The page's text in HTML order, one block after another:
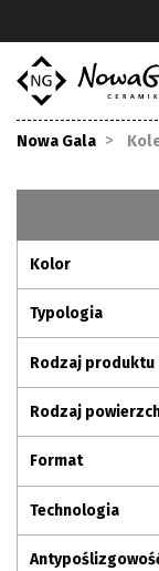
Nowa Gala
Kolor
Typologia
Rodzaj produktu
Rodzaj
Format
Technologia